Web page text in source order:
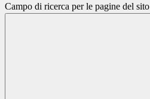
Campo di ricerca per le pagine del sito